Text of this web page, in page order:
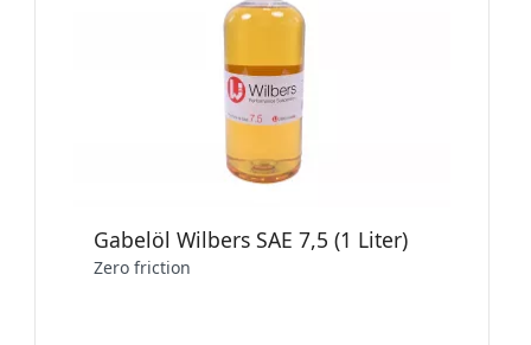
Gabelöl Wilbers SAE 7,5 (1 Liter)
Zero friction